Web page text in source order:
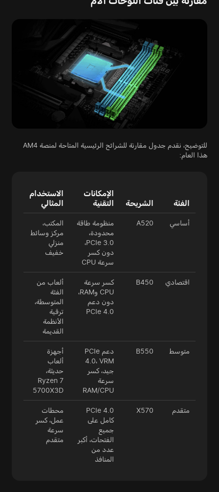
للتوضيح، نقدم جدول مقارنة للشرائح الرئيسية المتاحة لمنصة AM4
هذا العام:
الفئة الشريحة
الإمكانات
التقنية
الاستخدام
المثالي
أساسي A520
منظومة طاقة
محدودة،
PCIe 3.0،
دون كسر
سرعة CPU
المكتب،
مركز وسائط
منزلي
خفيف
اقتصادي B450
كسر سرعة
CPU وRAM،
دون دعم
PCIe 4.0
ألعاب من
الفئة
المتوسطة،
ترقية
الأنظمة
القديمة
متوسط B550
دعم PCIe
4.0، VRM
جيد، كسر
سرعة
RAM/CPU
أجهزة
ألعاب
حديثة،
Ryzen 7
5700X3D
متقدم X570
PCIe 4.0
كامل على
جميع
الفتحات، أكبر
عدد من
المنافذ
محطات
عمل، كسر
سرعة
متقدم